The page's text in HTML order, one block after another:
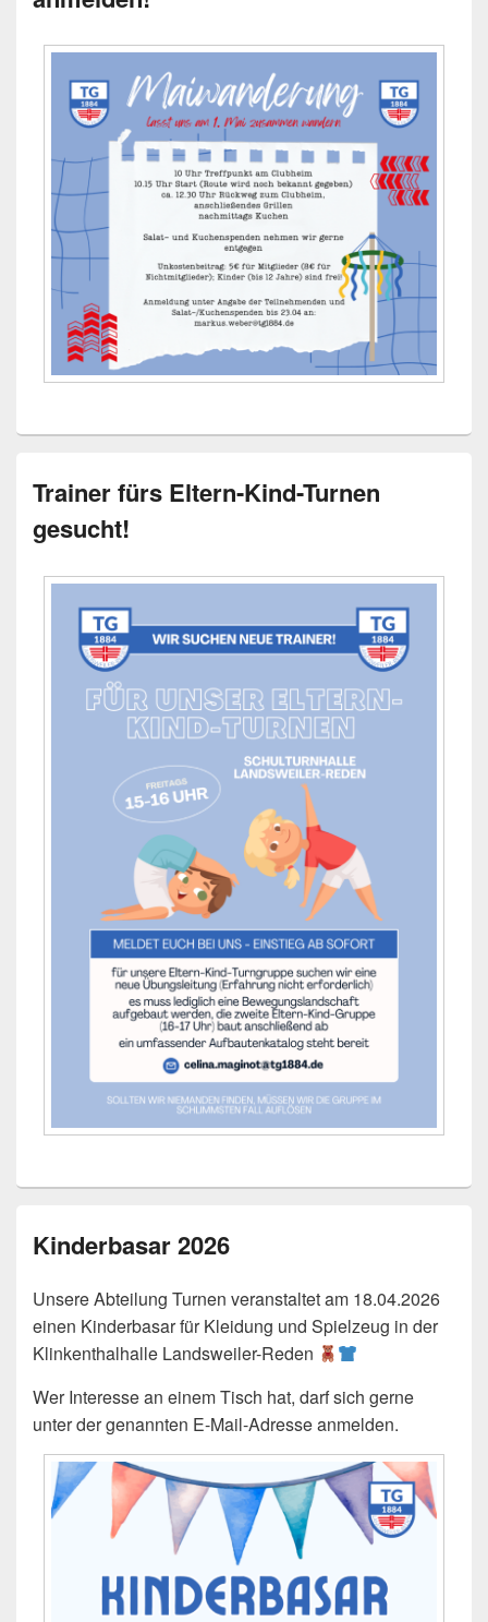
Trainer fürs Eltern-Kind-Turnen
gesucht!
Kinderbasar 2026
Unsere Abteilung Turnen veranstaltet am 18.04.2026
einen Kinderbasar für Kleidung und Spielzeug in der
Klinkenthalhalle Landsweiler-Reden
Wer Interesse an einem Tisch hat, darf sich gerne
unter der genannten E-Mail-Adresse anmelden.